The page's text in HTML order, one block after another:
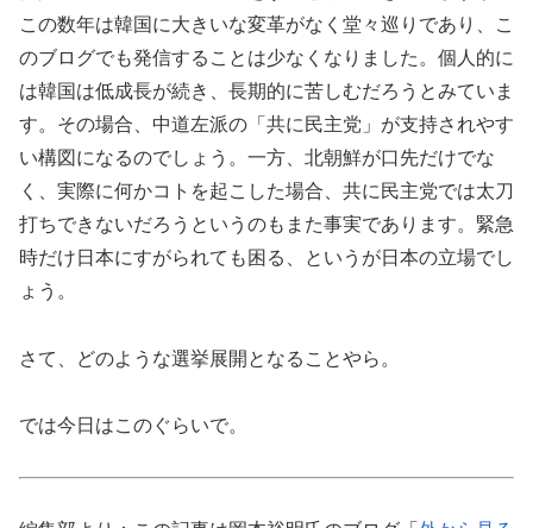
この数年は韓国に大きいな変革がなく堂々巡りであり、こ
のブログでも発信することは少なくなりました。個人的に
は韓国は低成長が続き、長期的に苦しむだろうとみていま
す。その場合、中道左派の「共に民主党」が支持されやす
い構図になるのでしょう。一方、北朝鮮が口先だけでな
く、実際に何かコトを起こした場合、共に民主党では太刀
打ちできないだろうというのもまた事実であります。緊急
時だけ日本にすがられても困る、というが日本の立場でし
ょう。
さて、どのような選挙展開となることやら。
では今日はこのぐらいで。